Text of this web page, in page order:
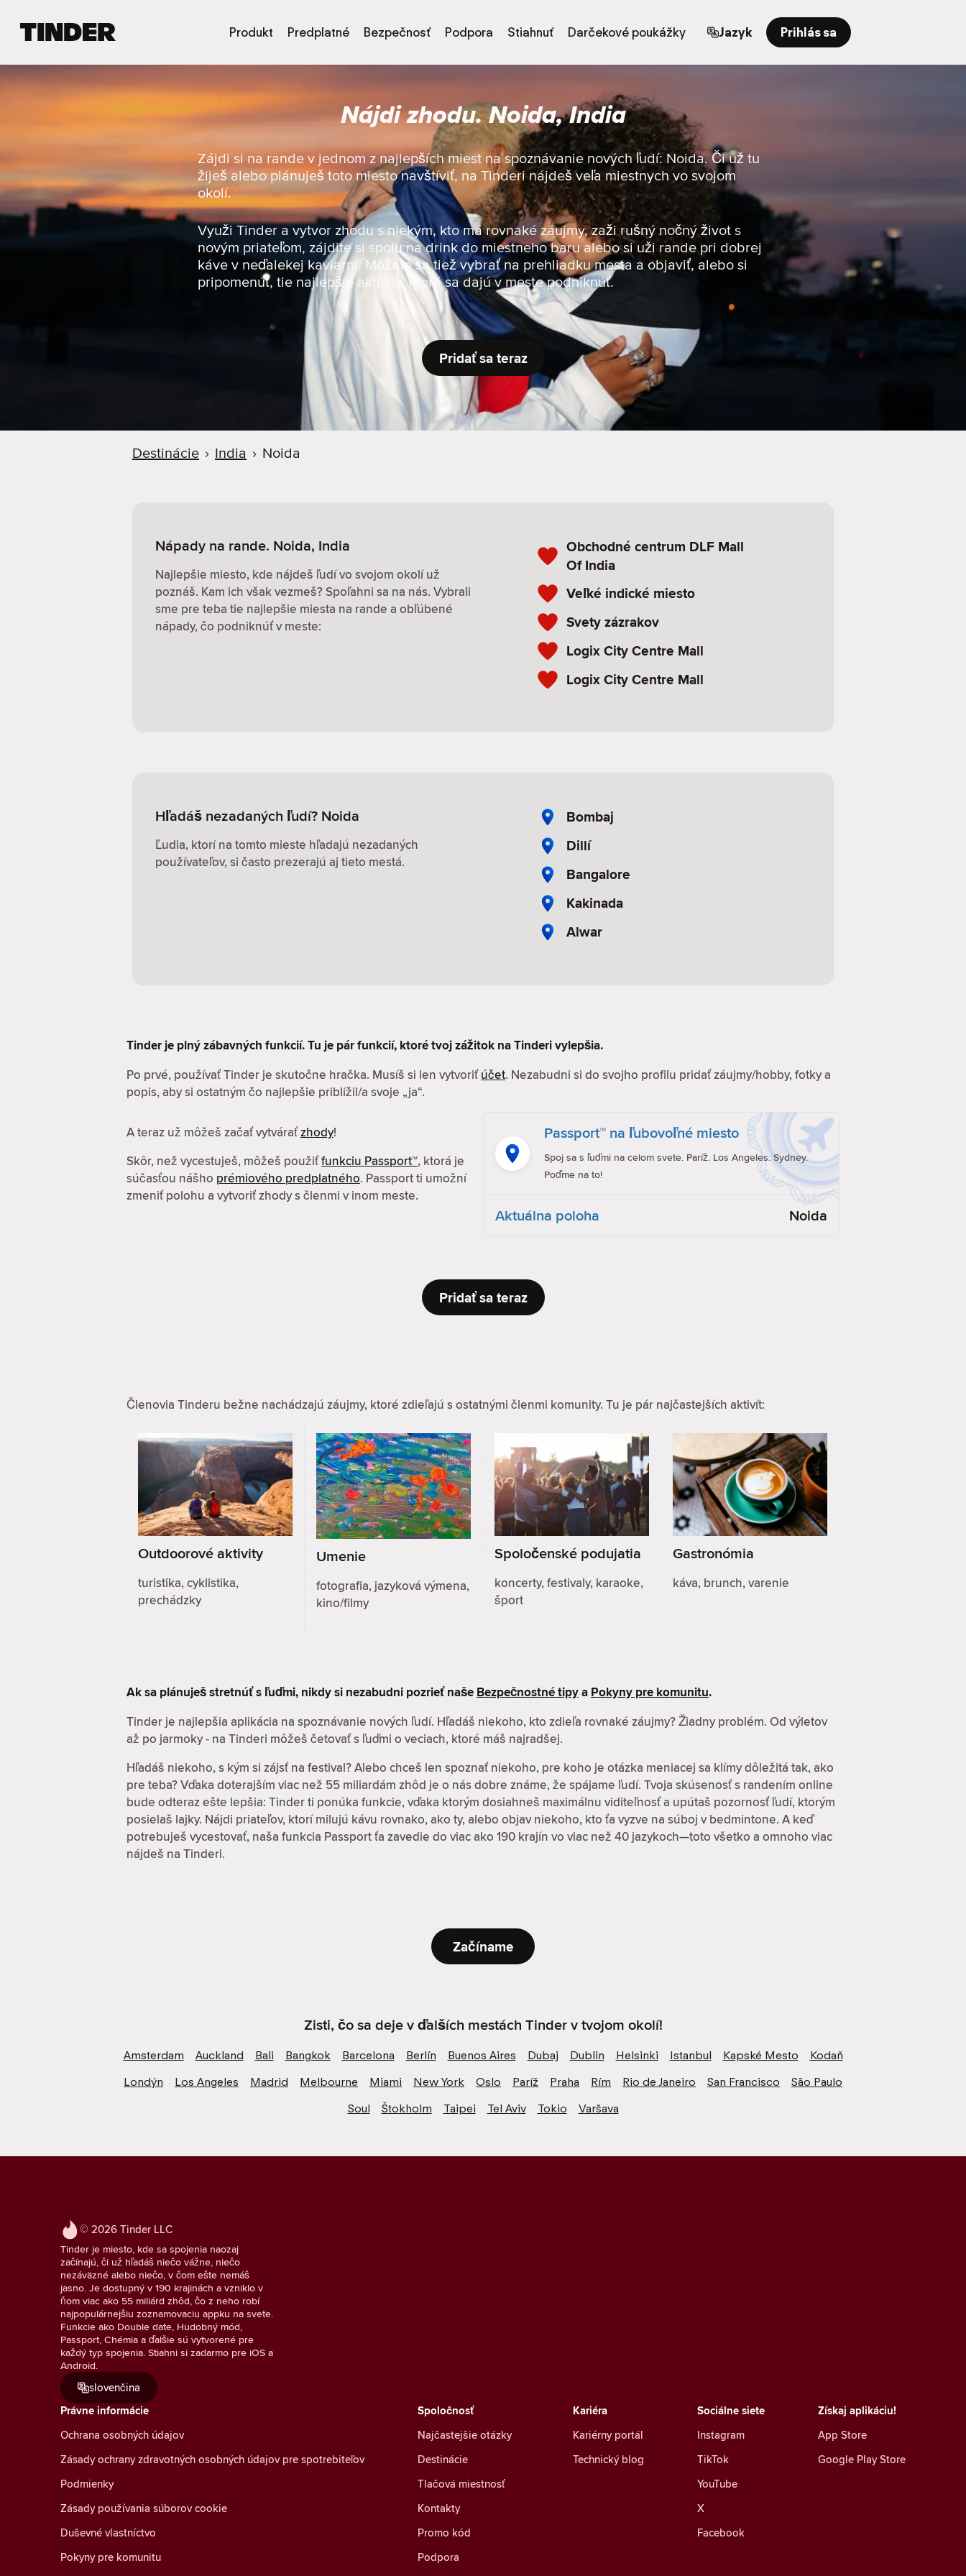
v
r
a
z
Produkt Predplatné Bezpečnosť Podpora Stiahnuť Darčekové poukážky Jazyk Prihlás sa
Nájdi zhodu. Noida, India
Zájdi si na rande v jednom z najlepších miest na spoznávanie nových ľudí: Noida. Či už tu
žiješ alebo plánuješ toto miesto navštíviť, na Tinderi nájdeš veľa miestnych vo svojom
okolí.
Využi Tinder a vytvor zhodu s niekým, kto má rovnaké záujmy, zaži rušný nočný život s
novým priateľom, zájdite si spolu na drink do miestneho baru alebo si uži rande pri dobrej
káve v neďalekej kaviarni. Môžete sa tiež vybrať na prehliadku mesta a objaviť, alebo si
pripomenúť, tie najlepšie aktivity, ktoré sa dajú v meste podniknúť.
Pridať sa teraz
Destinácie › India › Noida
Nápady na rande. Noida, India
Najlepšie miesto, kde nájdeš ľudí vo svojom okolí už
poznáš. Kam ich však vezmeš? Spoľahni sa na nás. Vybrali
sme pre teba tie najlepšie miesta na rande a obľúbené
nápady, čo podniknúť v meste:
Obchodné centrum DLF Mall
Of India
Veľké indické miesto
Svety zázrakov
Logix City Centre Mall
Logix City Centre Mall
Hľadáš nezadaných ľudí? Noida
Ľudia, ktorí na tomto mieste hľadajú nezadaných
používateľov, si často prezerajú aj tieto mestá.
Bombaj
Dillí
Bangalore
Kakinada
Alwar
Tinder je plný zábavných funkcií. Tu je pár funkcií, ktoré tvoj zážitok na Tinderi vylepšia.
Po prvé, používať Tinder je skutočne hračka. Musíš si len vytvoriť účet. Nezabudni si do svojho profilu pridať záujmy/hobby, fotky a
popis, aby si ostatným čo najlepšie priblížil/a svoje „ja“.
A teraz už môžeš začať vytváraťzhody!
Skôr, než vycestuješ, môžeš použiťfunkciu Passport™, ktorá je
súčasťou nášho prémiového predplatného. Passport ti umožní
zmeniť polohu a vytvoriť zhody s členmi v inom meste.
Passport™ na ľubovoľné miesto
Spoj sa s ľuďmi na celom svete. Paríž. Los Angeles. Sydney.
Poďme na to!
Aktuálna poloha Noida
Pridať sa teraz
Členovia Tinderu bežne nachádzajú záujmy, ktoré zdieľajú s ostatnými členmi komunity. Tu je pár najčastejších aktivít:
Outdoorové aktivity
turistika, cyklistika,
prechádzky
Umenie
fotografia, jazyková výmena,
kino/filmy
Spoločenské podujatia
koncerty, festivaly, karaoke,
šport
Gastronómia
káva, brunch, varenie
Ak sa plánuješ stretnúť s ľuďmi, nikdy si nezabudni pozrieť naše Bezpečnostné tipya Pokyny pre komunitu.
Tinder je najlepšia aplikácia na spoznávanie nových ľudí. Hľadáš niekoho, kto zdieľa rovnaké záujmy? Žiadny problém. Od výletov
až po jarmoky - na Tinderi môžeš četovať s ľuďmi o veciach, ktoré máš najradšej.
Hľadáš niekoho, s kým si zájsť na festival? Alebo chceš len spoznať niekoho, pre koho je otázka meniacej sa klímy dôležitá tak, ako
pre teba? Vďaka doterajším viac než 55 miliardám zhôd je o nás dobre známe, že spájame ľudí. Tvoja skúsenosť s randením online
bude odteraz ešte lepšia: Tinder ti ponúka funkcie, vďaka ktorým dosiahneš maximálnu viditeľnosť a upútaš pozornosť ľudí, ktorým
posielaš lajky. Nájdi priateľov, ktorí milujú kávu rovnako, ako ty, alebo objav niekoho, kto ťa vyzve na súboj v bedmintone. A keď
potrebuješ vycestovať, naša funkcia Passport ťa zavedie do viac ako 190 krajín vo viac než 40 jazykoch—toto všetko a omnoho viac
nájdeš na Tinderi.
Začíname
Zisti, čo sa deje v ďalších mestách Tinder v tvojom okolí!
Amsterdam Auckland Bali Bangkok Barcelona Berlín Buenos Aires Dubaj Dublin Helsinki Istanbul Kapské Mesto
Kodaň
Londýn
Los Angeles Madrid Melbourne Miami New York Oslo Paríž Praha Rím Rio de Janeiro San Francisco
São Paulo
Soul
Štokholm Taipei Tel Aviv Tokio Varšava
© 2026 Tinder LLC
Tinder je miesto, kde sa spojenia naozaj
začínajú, či už hľadáš niečo vážne, niečo
nezáväzné alebo niečo, v čom ešte nemáš
jasno. Je dostupný v 190 krajinách a vzniklo v
ňom viac ako 55 miliárd zhôd, čo z neho robí
najpopulárnejšiu zoznamovaciu appku na svete.
Funkcie ako Double date, Hudobný mód,
Passport, Chémia a ďalšie sú vytvorené pre
každý typ spojenia. Stiahni si zadarmo pre iOS a
Android.
slovenčina
Sociálne siete
Instagram
TikTok
YouTube
X
Facebook
Právne informácie
Ochrana osobných údajov
Zásady ochrany zdravotných osobných údajov pre spotrebiteľov
Podmienky
Zásady používania súborov cookie
Duševné vlastníctvo
Pokyny pre komunitu
Kariéra
Kariérny portál
Technický blog
Spoločnosť
Najčastejšie otázky
Destinácie
Tlačová miestnosť
Kontakty
Promo kód
Podpora
Získaj aplikáciu!
App Store
Google Play Store